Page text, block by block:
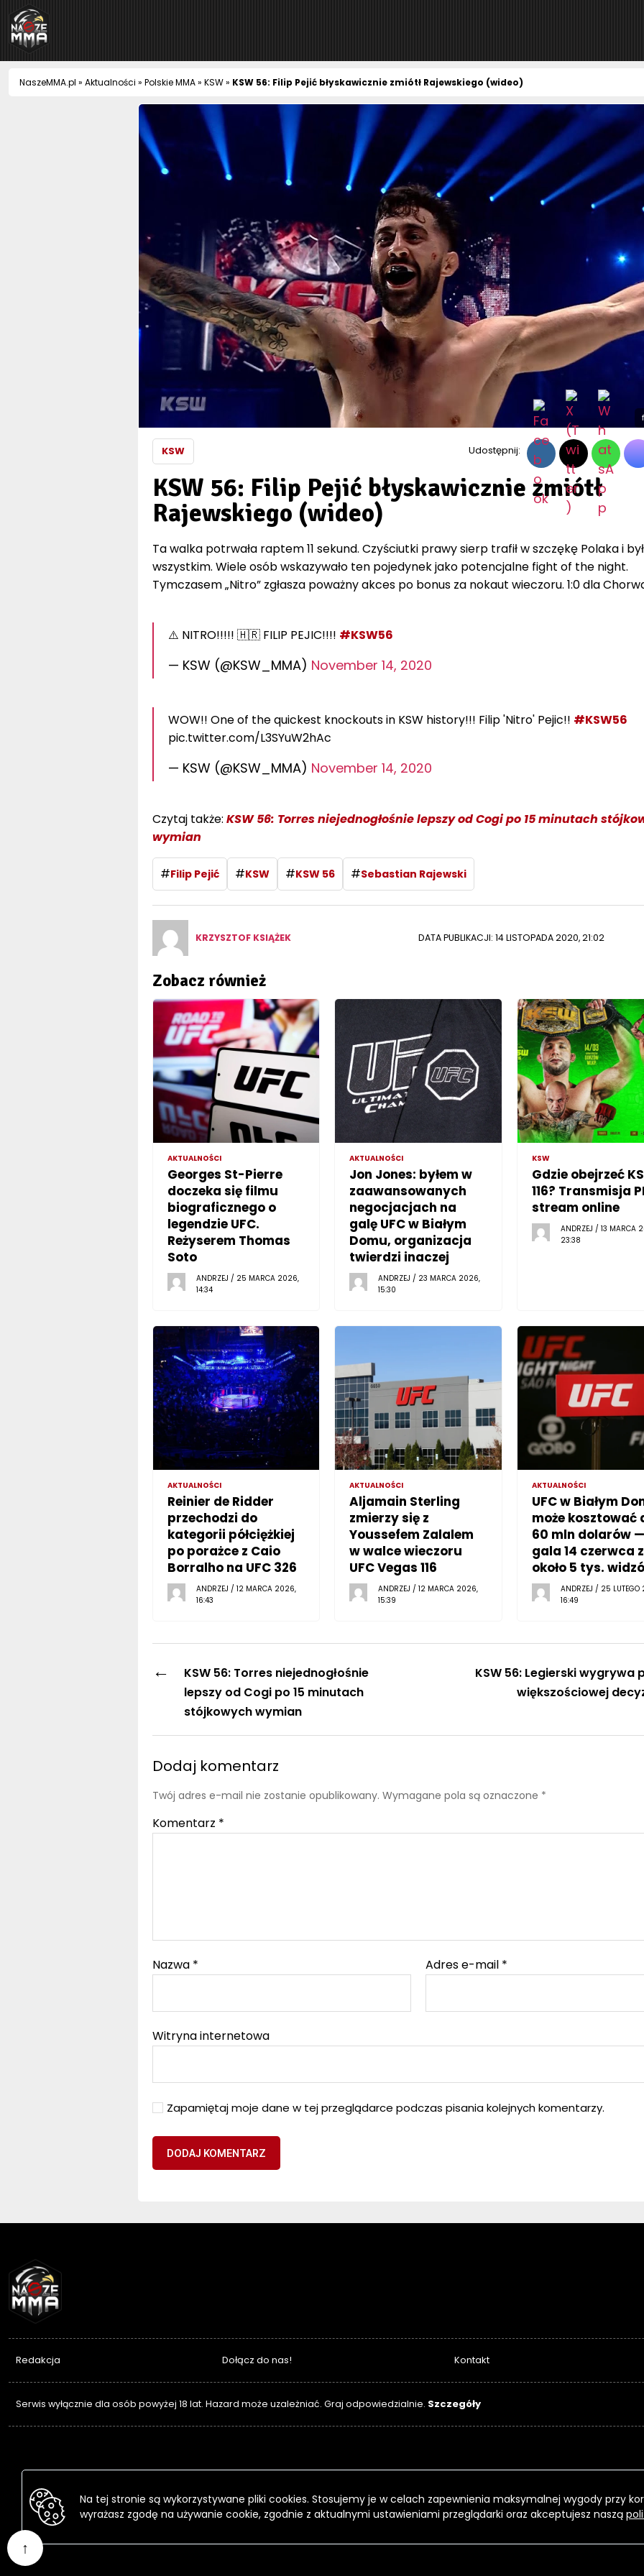
Przejdź
do
treści
NaszeMMA
NaszeMMA.pl » Aktualności » Polskie MMA» KSW» KSW 56: Filip Pejić błyskawicznie zmiótł Rajewskiego (wideo)
KSW Udostępnij:
KSW 56: Filip Pejić błyskawicznie zmiótł
Rajewskiego (wideo)
Ta walka potrwała raptem 11 sekund. Czyściutki prawy sierp trafił w szczękę Polaka i
wszystkim. Wiele osób wskazywało ten pojedynek jako potencjalne fight of the night.
Tymczasem „Nitro” zgłasza poważny akces po bonus za nokaut wieczoru. 1:0 dla
⚠️ NITRO!!!!! 🇭🇷 FILIP PEJIC!!!! #KSW56
— KSW (@KSW_MMA) November 14, 2020
WOW!! One of the quickest knockouts in KSW history!!! Filip 'Nitro' Pejic!! #KSW56
pic.twitter.com/L3SYuW2hAc
— KSW (@KSW_MMA) November 14, 2020
Czytaj także: KSW 56: Torres niejednogłośnie lepszy od Cogi po 15 minutach
wymian
#Filip Pejić #KSW #KSW 56 #Sebastian Rajewski
KRZYSZTOF KSIĄŻEK DATA PUBLIKACJI: 14 LISTOPADA 2020, 21:02
Zobacz również
AKTUALNOŚCI
Georges St-Pierre
doczeka się filmu
biograficznego o
legendzie UFC.
Reżyserem Thomas
Soto
ANDRZEJ / 25 MARCA 2026,
14:34
AKTUALNOŚCI
Jon Jones: byłem w
zaawansowanych
negocjacjach na
galę UFC w Białym
Domu, organizacja
twierdzi inaczej
ANDRZEJ / 23 MARCA 2026,
15:30
KSW
Gdzie obejrzeć
116? Transmisja
stream online
ANDRZEJ / 13 MARCA
23:38
AKTUALNOŚCI
Reinier de Ridder
przechodzi do
kategorii półciężkiej
po porażce z Caio
Borralho na UFC 326
ANDRZEJ / 12 MARCA 2026,
16:43
AKTUALNOŚCI
Aljamain Sterling
zmierzy się z
Youssefem Zalalem
w walce wieczoru
UFC Vegas 116
ANDRZEJ / 12 MARCA 2026,
15:39
AKTUALNOŚCI
UFC w Białym
może kosztować
60 mln dolarów —
gala 14 czerwca z
około 5 tys.
ANDRZEJ / 25
16:49
←
KSW 56: Torres niejednogłośnie
lepszy od Cogi po 15 minutach
stójkowych wymian
KSW 56: Legierski wygrywa
większościowej
Dodaj komentarz
Twój adres e-mail nie zostanie opublikowany. Wymagane pola są oznaczone *
Komentarz *
Nazwa * Adres e-mail *
Witryna internetowa
Zapamiętaj moje dane w tej przeglądarce podczas pisania kolejnych komentarzy.
↑
Redakcja Dołącz do nas! Kontakt
Serwis wyłącznie dla osób powyżej 18 lat. Hazard może uzależniać. Graj odpowiedzialnie. Szczegóły
Na tej stronie są wykorzystywane pliki cookies. Stosujemy je w celach zapewnienia maksymalnej wygody przy
wyrażasz zgodę na używanie cookie, zgodnie z aktualnymi ustawieniami przeglądarki oraz akceptujesz naszą